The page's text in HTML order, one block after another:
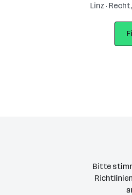
Linz ·
Bitte